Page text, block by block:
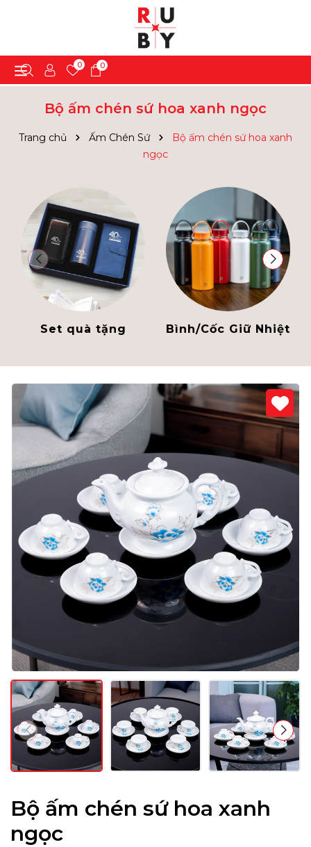
0 0
Bộ ấm chén sứ hoa xanh ngọc
Trang chủ Ấm Chén Sứ
Bộ ấm chén sứ hoa xanh
ngọc
Set quà tặng Bình/Cốc Giữ Nhiệt
Bộ ấm chén sứ hoa xanh
ngọc